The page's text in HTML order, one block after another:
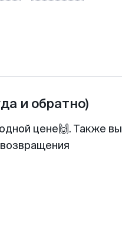
и обратно)
цене🙌. Также вы